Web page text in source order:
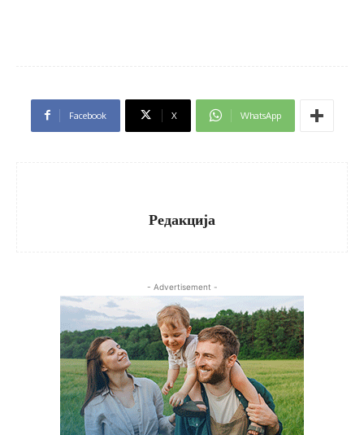
Facebook X WhatsApp
Редакција
- Advertisement -